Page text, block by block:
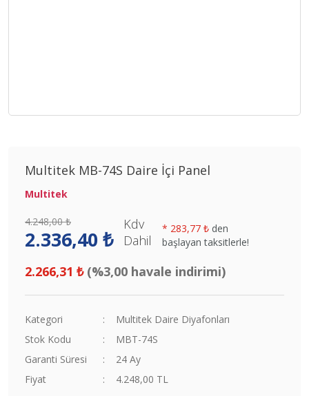
Multitek MB-74S Daire İçi Panel
Multitek
4.248,00 ₺
2.336,40 ₺
Kdv
Dahil
* 283,77 ₺ den
başlayan taksitlerle!
2.266,31 ₺ (%3,00 havale indirimi)
Kategori
Multitek Daire Diyafonları
Stok Kodu
MBT-74S
Garanti Süresi
24 Ay
Fiyat
4.248,00 TL